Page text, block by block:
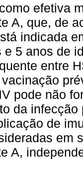
efetiva
A, que, de
indicada
e 5 anos de
entre
pode não
da
de
em
A,